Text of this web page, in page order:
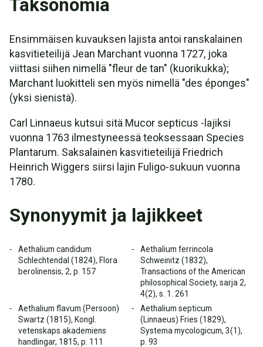
Taksonomia
Ensimmäisen kuvauksen lajista antoi ranskalainen
kasvitieteilijä Jean Marchant vuonna 1727, joka
viittasi siihen nimellä "fleur de tan" (kuorikukka);
Marchant luokitteli sen myös nimellä "des éponges"
(yksi sienistä).
Carl Linnaeus kutsui sitä Mucor septicus -lajiksi
vuonna 1763 ilmestyneessä teoksessaan Species
Plantarum. Saksalainen kasvitieteilijä Friedrich
Heinrich Wiggers siirsi lajin Fuligo-sukuun vuonna
1780.
Synonyymit ja lajikkeet
Aethalium candidum
Schlechtendal (1824), Flora
berolinensis, 2, p. 157
Aethalium ferrincola
Schweinitz (1832),
Transactions of the American
philosophical Society, sarja 2,
4(2), s. 1. 261
Aethalium flavum (Persoon)
Swartz (1815), Kongl.
vetenskaps akademiens
handlingar, 1815, p. 111
Aethalium septicum
(Linnaeus) Fries (1829),
Systema mycologicum, 3(1),
p. 93